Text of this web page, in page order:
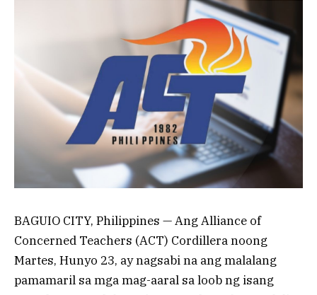
BAGUIO CITY, Philippines — Ang Alliance of
Concerned Teachers (ACT) Cordillera noong
Martes, Hunyo 23, ay nagsabi na ang malalang
pamamaril sa mga mag-aaral sa loob ng isang